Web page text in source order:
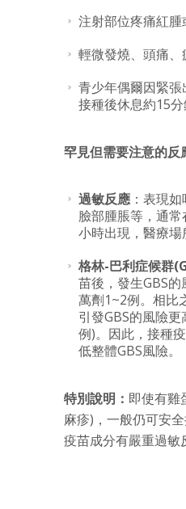
注射部位疼痛紅腫
輕微發燒、頭痛
青少年偶爾因緊
接種後休息約15
罕見但需要注意的反
過敏反應 ：表現
臉部腫脹等，通
小時出現，醫療場
格林-巴利症候群
苗後，發生GBS
萬劑1~2例。相比
引發GBS的風險
例)。因此，接種
低整體GBS風險。
特別說明： 即使有雞
麻疹)，一般仍可安
疫苗成分有嚴重過敏